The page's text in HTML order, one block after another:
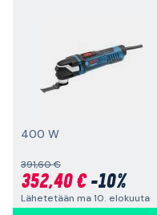
400 W
391,60 €
352,40 €-10%
Lähetetään ma 10. elokuuta